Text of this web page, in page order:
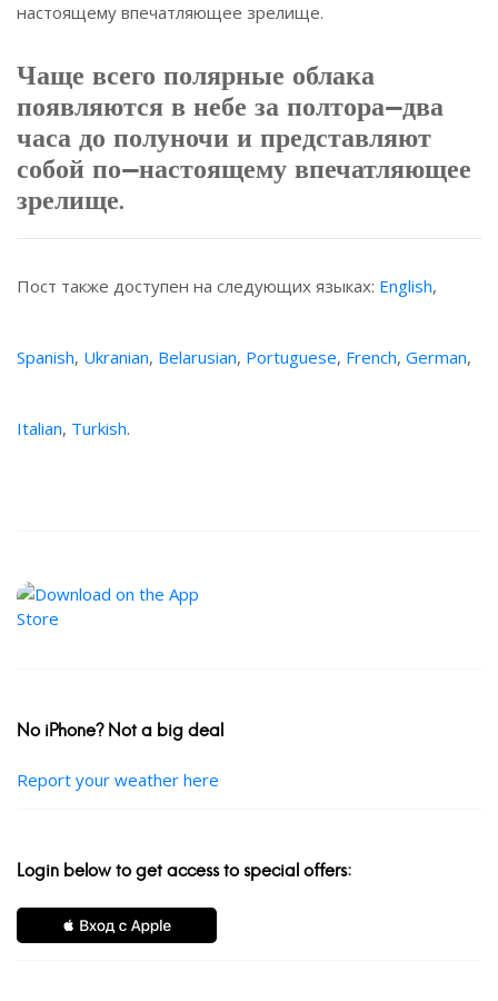
настоящему впечатляющее зрелище.
Чаще всего полярные облака
появляются в небе за полтора-два
часа до полуночи и представляют
собой по-настоящему впечатляющее
зрелище.
Пост также доступен на следующих языках: English,
Spanish, Ukranian, Belarusian, Portuguese, French, German,
Italian, Turkish.
No iPhone? Not a big deal
Report your weather here
Login below to get access to special offers: